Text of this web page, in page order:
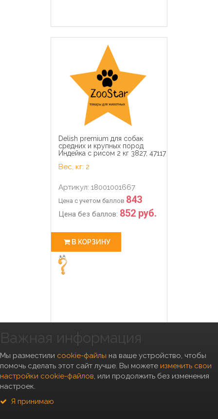
Delish premium для собак
средних и крупных пород
Индейка с рисом 2 кг 3827, 47117
Вес, кг: 2
Артикул: 18001001667
Цена с учетом баллов 843
Цена без баллов: 852 руб.
В КОРЗИНУ
Важная информация
Мы разместили cookie-файлы на ваше устройство, чтобы
помочь сделать этот сайт лучше. Вы можете изменить свои
настройки cookie-файлов, или продолжить без изменения
настроек.
Я принимаю